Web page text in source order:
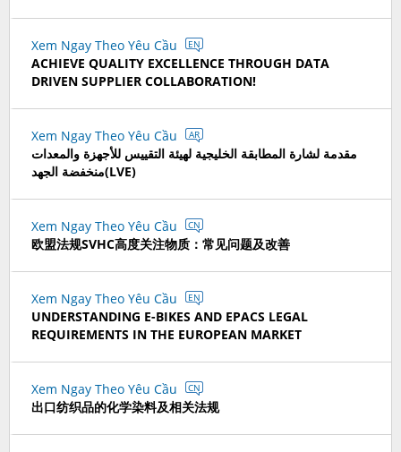
Xem Ngay Theo Yêu Cầu EN
ACHIEVE QUALITY EXCELLENCE THROUGH DATA
DRIVEN SUPPLIER COLLABORATION!
Xem Ngay Theo Yêu Cầu AR
مقدمة لشارة المطابقة الخليجية لهيئة التقييس للأجهزة والمعدات
منخفضة الجهد(LVE)
Xem Ngay Theo Yêu Cầu CN
欧盟法规SVHC高度关注物质：常见问题及改善
Xem Ngay Theo Yêu Cầu EN
UNDERSTANDING E-BIKES AND EPACS LEGAL
REQUIREMENTS IN THE EUROPEAN MARKET
Xem Ngay Theo Yêu Cầu CN
出口纺织品的化学染料及相关法规